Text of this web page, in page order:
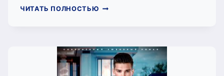
ЧИТАТЬ ПОЛНОСТЬЮ ПРИТЯЖЕНИЕ